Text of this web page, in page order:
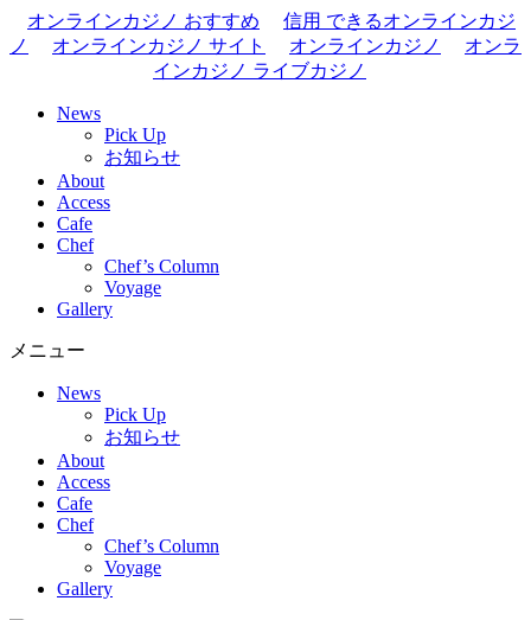
オンラインカジノ おすすめ
信用 できるオンラインカジ
ノ
オンラインカジノ サイト オンラインカジノ
オンラ
インカジノ ライブカジノ
News
Pick Up
お知らせ
About
Access
Cafe
Chef
Chef’s Column
Voyage
Gallery
メニュー
News
Pick Up
お知らせ
About
Access
Cafe
Chef
Chef’s Column
Voyage
Gallery